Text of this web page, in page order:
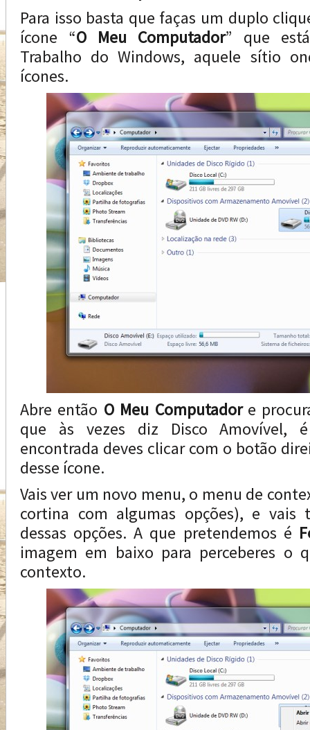
Para isso basta que faças um duplo
ícone “O Meu Computador” que
Trabalho do Windows, aquele sítio
ícones.
Abre então O Meu Computadore
que às vezes diz Disco Amovível,
encontrada deves clicar com o botão
desse ícone.
Vais ver um novo menu, o menu de
cortina com algumas opções), e vais
dessas opções. A que pretendemos é
imagem em baixo para perceberes o
contexto.